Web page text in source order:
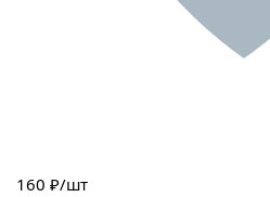
160 ₽/шт